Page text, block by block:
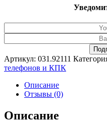
Артикул: 031.92111
телефонов и КПК
Описание
Отзывы (0)
Описание